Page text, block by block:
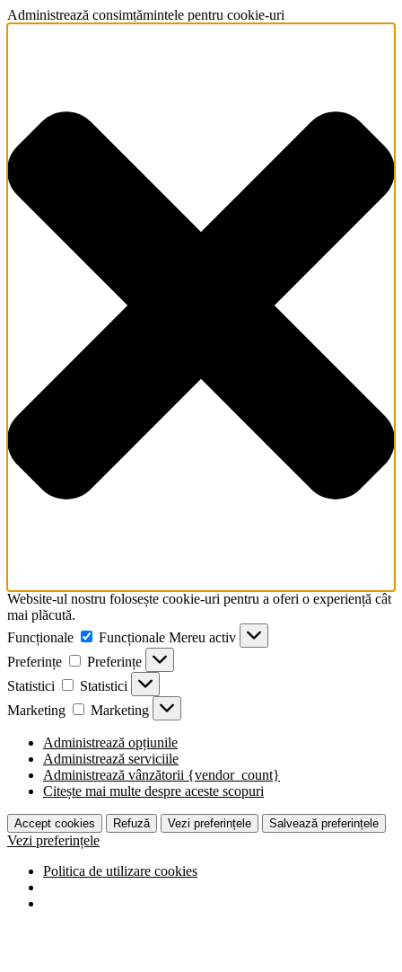
Administrează consimțămintele pentru cookie-uri
Website-ul nostru folosește cookie-uri pentru a oferi o experiență cât
mai plăcută.
Funcționale
Funcționale Mereu activ
Preferințe
Preferințe
Statistici
Statistici
Marketing
Marketing
Administrează opțiunile
Administrează serviciile
Administrează vânzătorii {vendor_count}
Citește mai multe despre aceste scopuri
Accept cookies Refuză Vezi preferințele Salvează preferințele
Vezi preferințele
Politica de utilizare cookies